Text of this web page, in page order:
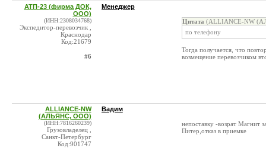
АТП-23 (фирма ДОК,
ООО)
(ИНН:2308034768)
Экспедитор-перевозчик ,
Краснодар
Код:21679
#6
Менеджер
Цитата (ALLIANCE-NW
по телефону
Тогда получается, что
возмещение перевозчиком
ALLIANCE-NW
(АЛЬЯНС, ООО)
(ИНН:7816260239)
Грузовладелец ,
Санкт-Петербург
Код:901747
Вадим
непоставку -возрат Магнит
Питер,отказ в приемке